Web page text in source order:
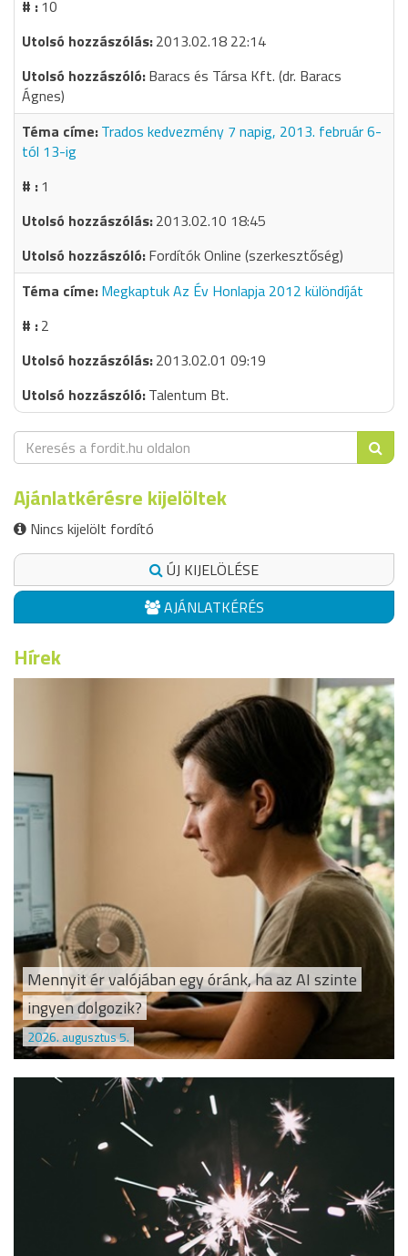
10
2013.02.18 22:14
Baracs és Társa Kft. (dr. Baracs
Ágnes)
Trados kedvezmény 7 napig, 2013. február 6-
tól 13-ig
1
2013.02.10 18:45
Fordítók Online (szerkesztőség)
Megkaptuk Az Év Honlapja 2012 különdíját
2
2013.02.01 09:19
Talentum Bt.
Ajánlatkérésre kijelöltek
Nincs kijelölt fordító
ÚJ KIJELÖLÉSE
AJÁNLATKÉRÉS
Hírek
Mennyit ér valójában egy óránk, ha az AI szinte
ingyen dolgozik?
2026. augusztus 5.